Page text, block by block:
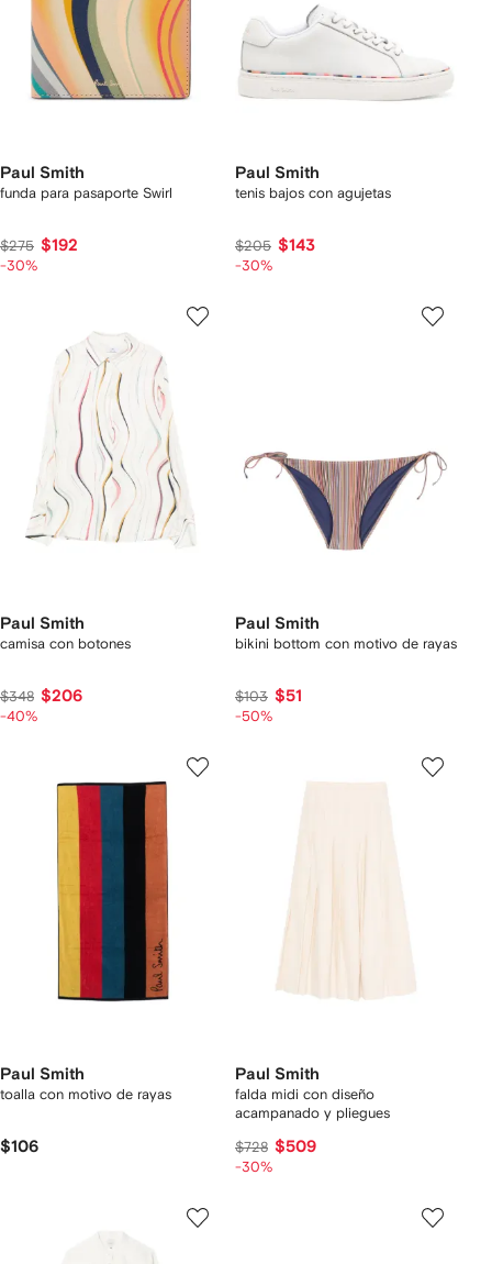
Paul Smith
funda para pasaporte Swirl
$275 $192
-30%
Paul Smith
tenis bajos con agujetas
$205 $143
-30%
Paul Smith
camisa con botones
$348 $206
-40%
Paul Smith
bikini bottom con motivo de rayas
$103 $51
-50%
Paul Smith
toalla con motivo de rayas
$106
Paul Smith
falda midi con diseño
acampanado y pliegues
$728 $509
-30%